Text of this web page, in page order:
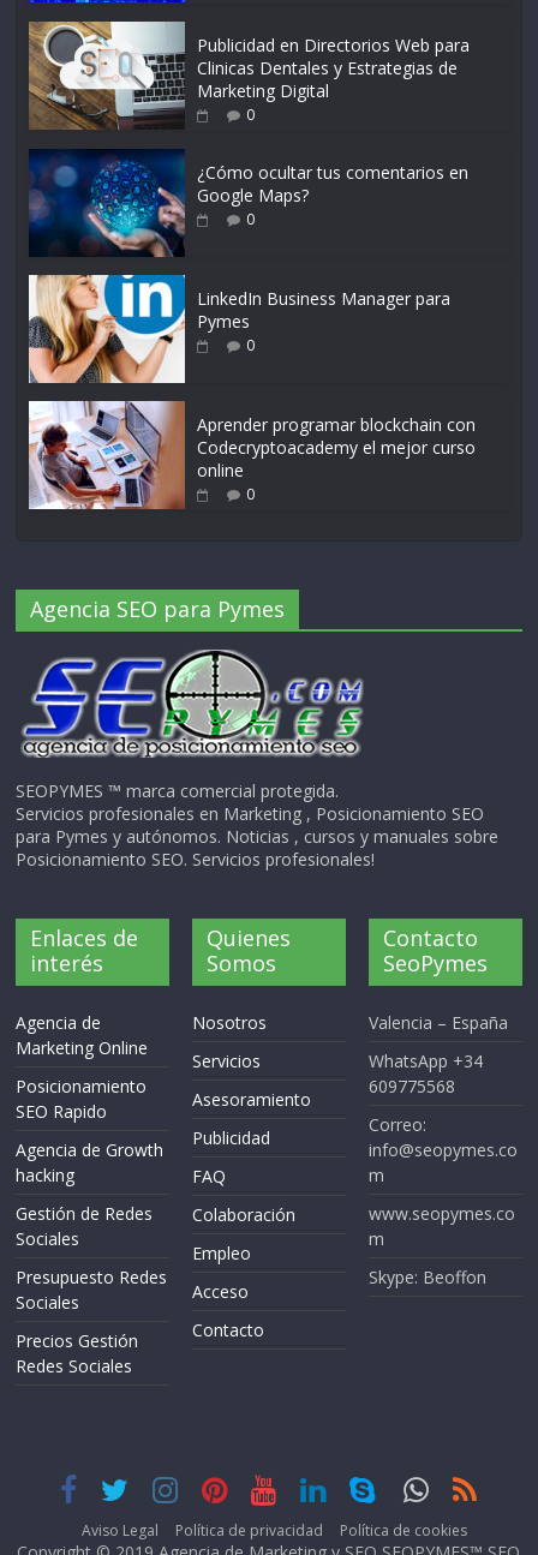
Publicidad en Directorios Web para
Clinicas Dentales y Estrategias de
Marketing Digital
0
¿Cómo ocultar tus comentarios en
Google Maps?
0
LinkedIn Business Manager para
Pymes
0
Aprender programar blockchain con
Codecryptoacademy el mejor curso
online
0
Agencia SEO para Pymes
SEOPYMES ™ marca comercial protegida.
Servicios profesionales en Marketing , Posicionamiento SEO
para Pymes y autónomos. Noticias , cursos y manuales sobre
Posicionamiento SEO. Servicios profesionales!
Enlaces de
interés
Agencia de
Marketing Online
Posicionamiento
SEO Rapido
Agencia de Growth
hacking
Gestión de Redes
Sociales
Presupuesto Redes
Sociales
Precios Gestión
Redes Sociales
Quienes
Somos
Nosotros
Servicios
Asesoramiento
Publicidad
FAQ
Colaboración
Empleo
Acceso
Contacto
Contacto
SeoPymes
Valencia – España
WhatsApp +34
609775568
Correo:
info@seopymes.co
m
www.seopymes.co
m
Skype: Beoffon
Aviso Legal Política de privacidad Política de cookies